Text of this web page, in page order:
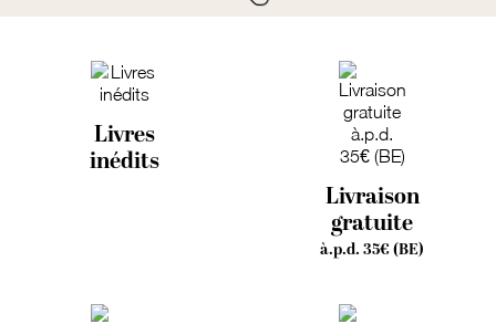
Livres
inédits
Livraison
gratuite
à.p.d. 35€ (BE)